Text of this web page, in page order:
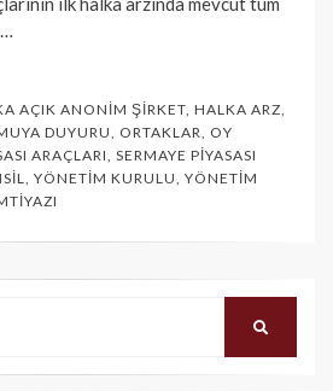
AÇIK ANONIM ŞIRKET, HALKA ARZ,
DUYURU, ORTAKLAR, OY
ARAÇLARI, SERMAYE PIYASASI
, YÖNETIM KURULU, YÖNETIM